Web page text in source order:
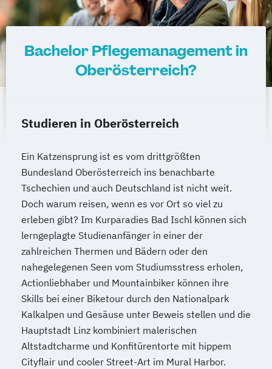
Internationales Marketing
Kindheitspädagogik
Kindheitspädagogik für Erzieher:innen
Kultur- und Medienpädagogik
Machine Learning (EN)
Management (DE/EN) Marketing
Marketing und digitale Medien
Marketingmanagement Maschinenbau
Master of Business Administration (DE/EN)
Mechatronik
Mediation und Konfliktmanagement
Mediendesign
Medieninformatik
Medienmanagement
Medizinische Informatik Medizintechnik
Modemanagement
New Work
Bachelor Pflegemanagement in
Oberösterreich?
Studieren in Oberösterreich
Ein Katzensprung ist es vom drittgrößten
Bundesland Oberösterreich ins benachbarte
Tschechien und auch Deutschland ist nicht weit.
Doch warum reisen, wenn es vor Ort so viel zu
erleben gibt? Im Kurparadies Bad Ischl können sich
lerngeplagte Studienanfänger in einer der
zahlreichen Thermen und Bädern oder den
nahegelegenen Seen vom Studiumsstress erholen,
Actionliebhaber und Mountainbiker können ihre
Skills bei einer Biketour durch den Nationalpark
Kalkalpen und Gesäuse unter Beweis stellen und die
Hauptstadt Linz kombiniert malerischen
Altstadtcharme und Konfitürentorte mit hippem
Cityflair und cooler Street-Art im Mural Harbor.